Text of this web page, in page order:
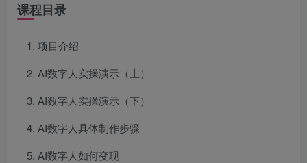
课程目录
项目介绍
AI数字人实操演示（上）
AI数字人实操演示（下）
AI数字人具体制作步骤
AI数字人如何变现